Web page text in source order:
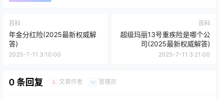
百科
年金分红险(2025最新权威解
答)
2025-7-11 3:10:00
百科
超级玛丽13号重疾险是哪个公
司(2025最新权威解答)
2025-7-11 3:21:00
0 条回复 A 文章作者 M 管理员